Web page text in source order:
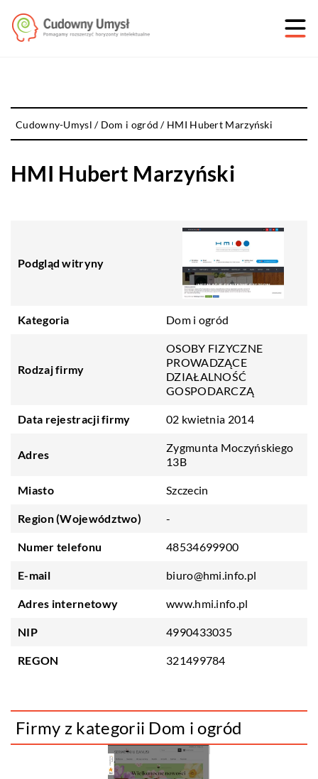
Cudowny-Umysl / Dom i ogród / HMI Hubert Marzyński
HMI Hubert Marzyński
Podgląd witryny
Kategoria Dom i ogród
Rodzaj firmy
OSOBY FIZYCZNE
PROWADZĄCE
DZIAŁALNOŚĆ
GOSPODARCZĄ
Data rejestracji firmy 02 kwietnia 2014
Adres
Zygmunta Moczyńskiego
13B
Miasto Szczecin
Region (Województwo) -
Numer telefonu 48534699900
E-mail biuro@hmi.info.pl
Adres internetowy www.hmi.info.pl
NIP 4990433035
REGON 321499784
Firmy z kategorii Dom i ogród